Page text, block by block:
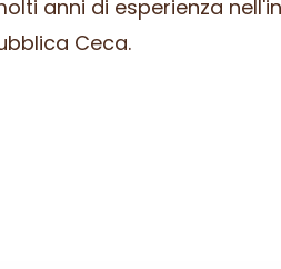
anni di esperienza
Ceca.